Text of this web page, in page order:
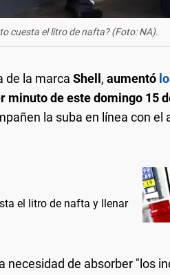
cuesta el litro de nafta? (Foto: NA).
de la marca Shell , aumentó
minuto de este domingo 15
la suba en línea con el
el litro de nafta y llenar
necesidad de absorber "los